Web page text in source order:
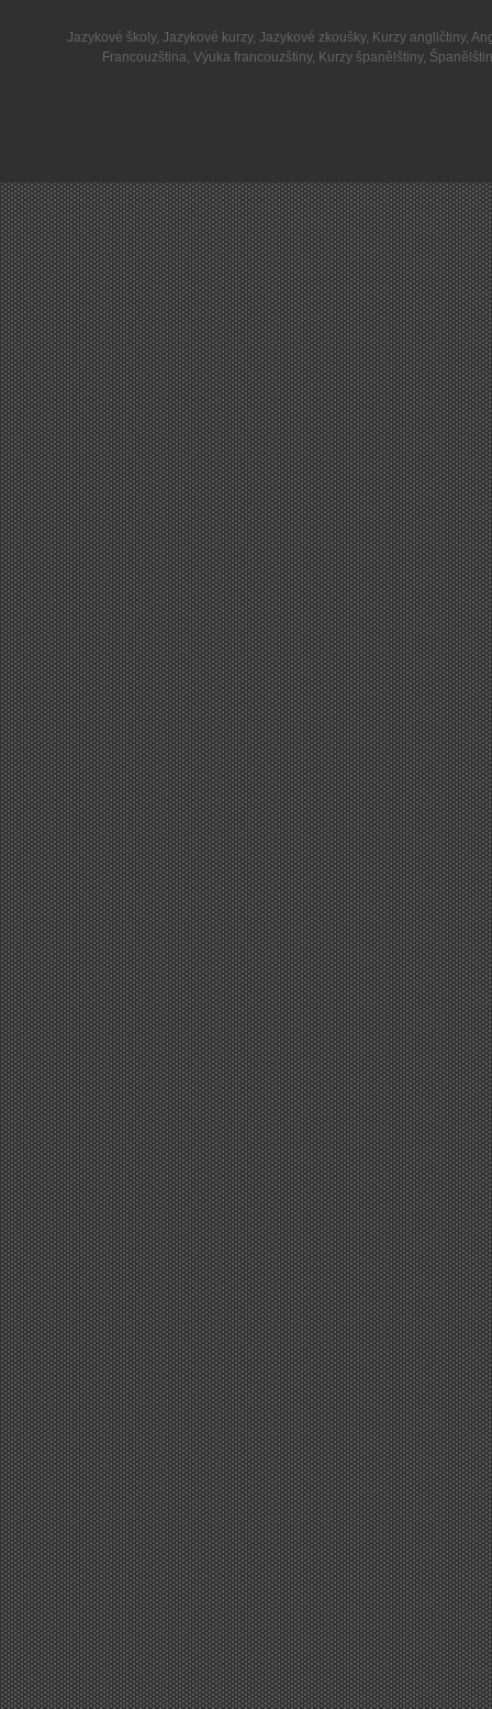
Jazykové školy, Jazykové kurzy, Jazykové zkoušky, Kurzy angličtiny,
Francouzština,Výuka francouzštiny, Kurzy španělštiny,